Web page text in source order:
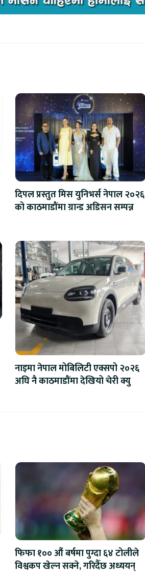
दिपल प्रस्तुत मिस युनिभर्स नेपाल २०२६
को काठमाडौंमा ग्रान्ड अडिसन सम्पन्न
नाइमा नेपाल मोबिलिटी एक्सपो २०२६
अघि नै काठमाडौंमा देखियो चेरी क्यु
फिफा १०० औं बर्षमा पुग्दा ६४ टोलीले
विश्वकप खेल्न सक्ने, गरिदैँछ अध्ययन्